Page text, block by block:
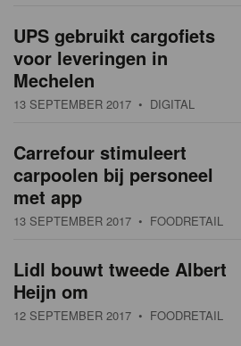
w
s
o
e
c
UPS gebruikt cargofiets
voor leveringen in
Mechelen
13 SEPTEMBER 2017 • DIGITAL
Carrefour stimuleert
carpoolen bij personeel
met app
13 SEPTEMBER 2017 • FOODRETAIL
Lidl bouwt tweede Albert
Heijn om
12 SEPTEMBER 2017 • FOODRETAIL
a
t
i
o